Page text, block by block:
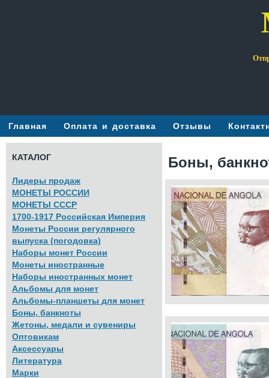
Главная Оплата и доставка Отзывы
Боны,
КАТАЛОГ
Лидеры продаж
МОНЕТЫ РОССИИ
МОНЕТЫ СССР
1700-1917 Российская Империя
Монеты России регулярного
выпуска (погодовка)
Наборы монет России
Монеты иностранные
Наборы иностранных монет
Альбомы для монет
Альбомы-планшеты для монет
Боны, банкноты
Жетоны, медали и сувениры
Оптовикам
Аксессуары
Литература
Марки